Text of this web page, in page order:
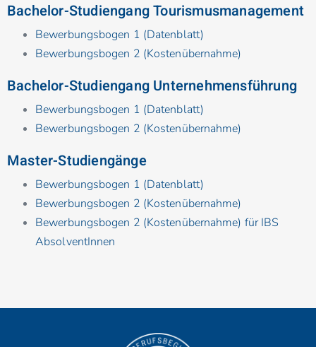
Bachelor-Studiengang Tourismusmanagement
Bewerbungsbogen 1 (Datenblatt)
Bewerbungsbogen 2 (Kostenübernahme)
Bachelor-Studiengang Unternehmensführung
Bewerbungsbogen 1 (Datenblatt)
Bewerbungsbogen 2 (Kostenübernahme)
Master-Studiengänge
Bewerbungsbogen 1 (Datenblatt)
Bewerbungsbogen 2 (Kostenübernahme)
Bewerbungsbogen 2 (Kostenübernahme) für IBS
AbsolventInnen